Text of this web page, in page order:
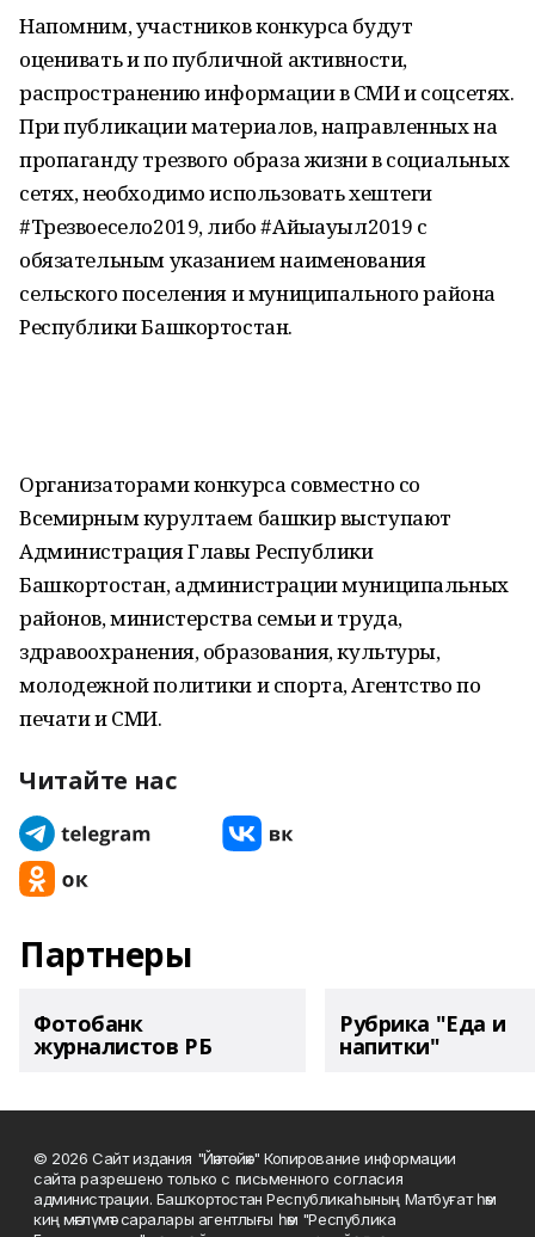
Напомним, участников конкурса будут
оценивать и по публичной активности,
распространению информации в СМИ и соцсетях.
При публикации материалов, направленных на
пропаганду трезвого образа жизни в социальных
сетях, необходимо использовать хештеги
#Трезвоесело2019, либо #Айыҡауыл2019 с
обязательным указанием наименования
сельского поселения и муниципального района
Республики Башкортостан.
Организаторами конкурса совместно со
Всемирным курултаем башкир выступают
Администрация Главы Республики
Башкортостан, администрации муниципальных
районов, министерства семьи и труда,
здравоохранения, образования, культуры,
молодежной политики и спорта, Агентство по
печати и СМИ.
Читайте нас
Партнеры
Фотобанк
журналистов РБ
Рубрика "Еда и
напитки"
© 2026 Сайт издания "Йәнтөйәк" Копирование информации
сайта разрешено только с письменного согласия
администрации. Башҡортостан Республикаһының Матбуғат һәм
киң мәғлүмәт саралары агентлығы һәм "Республика